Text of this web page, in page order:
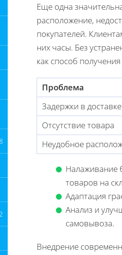
Еще одна
расположение,
покупателей.
них часы. Без
как способ
Проблема
Задержки в доставке
Отсутствие товара
Неудобное
Налаживание
товаров на
Адаптация
Анализ и
самовывоза.
Внедрение